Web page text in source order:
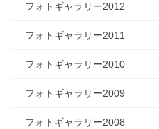
フォトギャラリー2012
フォトギャラリー2011
フォトギャラリー2010
フォトギャラリー2009
フォトギャラリー2008